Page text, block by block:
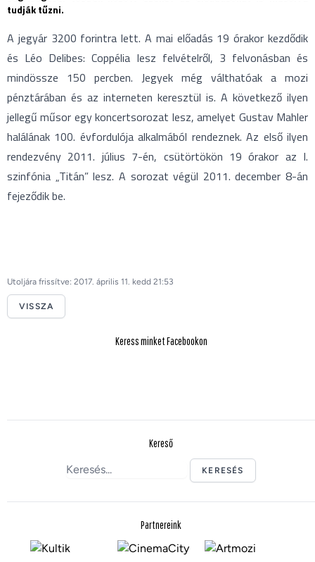
tudják tűzni.
A jegyár 3200 forintra lett. A mai előadás 19 órakor kezdődik
és Léo Delibes: Coppélia lesz felvételről, 3 felvonásban és
mindössze 150 percben. Jegyek még válthatóak a mozi
pénztárában és az interneten keresztül is. A következő ilyen
jellegű műsor egy koncertsorozat lesz, amelyet Gustav Mahler
halálának 100. évfordulója alkalmából rendeznek. Az első ilyen
rendezvény 2011. július 7-én, csütörtökön 19 órakor az I.
szinfónia „Titán” lesz. A sorozat végül 2011. december 8-án
fejeződik be.
Utoljára frissítve: 2017. április 11. kedd 21:53
VISSZA
Keress minket Facebookon
Kereső
KERESÉS
Partnereink